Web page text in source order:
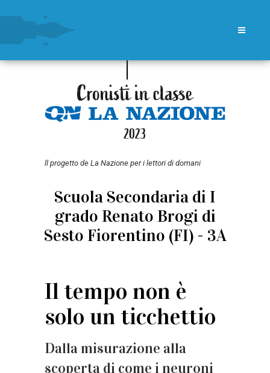
ll progetto de La Nazione per i lettori di domani
Scuola Secondaria di I
grado Renato Brogi di
Sesto Fiorentino (FI) - 3A
Il tempo non è
solo un ticchettio
Dalla misurazione alla
scoperta di come i neuroni